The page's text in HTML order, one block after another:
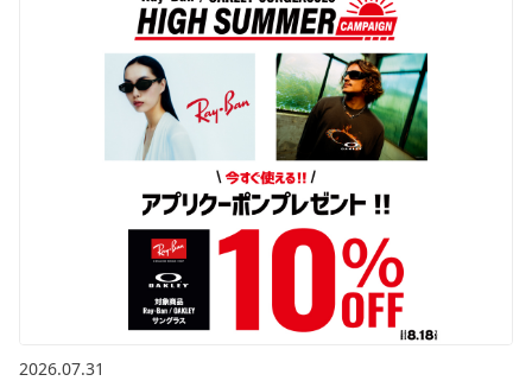
2026.07.31